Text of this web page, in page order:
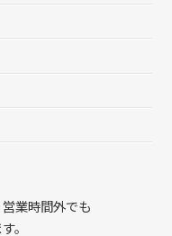
業時間外でも
。